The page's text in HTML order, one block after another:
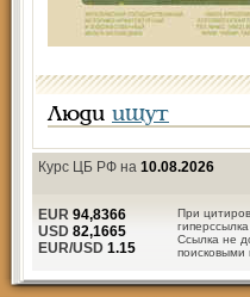
Люди ищут
Курс ЦБ РФ на 10.08.2026
При
Ссылка не
поисковыми
EUR 94,8366
USD 82,1665
EUR/USD 1.15